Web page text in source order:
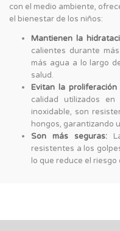
con el medio ambiente,
el bienestar de los niños:
Mantienen la
calientes durante
más agua a lo largo
salud.
Evitan la
calidad utilizados
inoxidable, son
hongos, garantizando
Son más seguras:
resistentes a los
lo que reduce el